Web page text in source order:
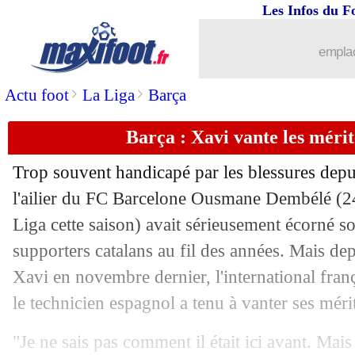
Actu foot> La Liga> Barça
Les Infos du
Barça : Xavi vante les
Trop souvent handicapé par les blessures
l'ailier du FC Barcelone Ousmane Dembélé
Liga cette saison) avait sérieusement écorné
supporters catalans au fil des années. Mais
Xavi en novembre dernier, l'international
le technicien espagnol a tenu à vanter ses
"Je ne sais pas comment il était ici avant.
: Reims 2-3 Rennes (fini)
09/04 Esp.: l'Atletico surpris à Majorque
Man Utd : la colère de De Gea
09/04 Ang.: Chelsea se défoule, Arsenal
09/04 All.: Lewandowski relance le Bayern
09/04 L2 : vainqueur, Toulouse file vers la
09/04 Tottenham : Ndombele, Conte ne
Clermont : Gastien répond à Dupraz